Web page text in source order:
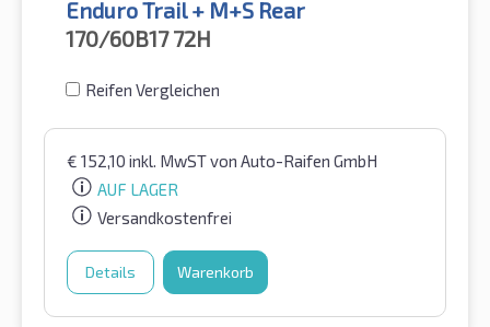
Enduro Trail + M+S Rear
170/60B17 72H
Reifen Vergleichen
€ 152,10 inkl. MwSTvon Auto-Raifen GmbH
AUF LAGER
Versandkostenfrei
Details Warenkorb